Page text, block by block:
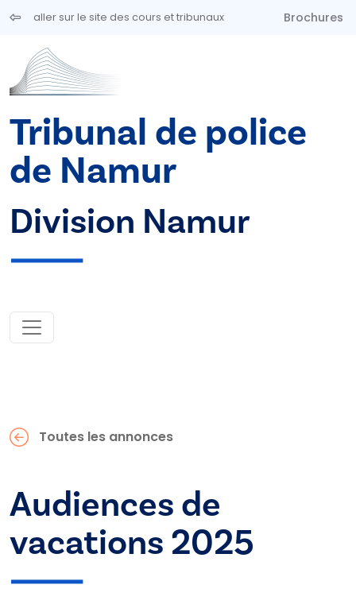
Aller au contenu principal
aller sur le site des cours et tribunaux Brochures
Tribunal de police
de Namur
Division Namur
Toutes les annonces
Audiences de
vacations 2025